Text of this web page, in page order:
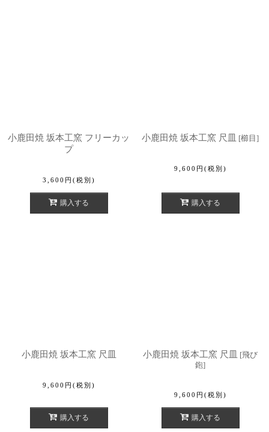
小鹿田焼 坂本工窯 フリーカッ
プ
3,600 円 (税別)
購入する
小鹿田焼 坂本工窯 尺皿 [櫛目]
9,600 円 (税別)
購入する
小鹿田焼 坂本工窯 尺皿
9,600 円 (税別)
購入する
小鹿田焼 坂本工窯 尺皿 [飛び
鉋]
9,600 円 (税別)
購入する